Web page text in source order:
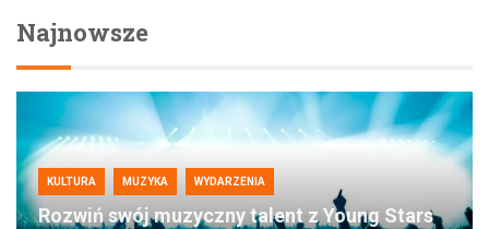
Najnowsze
KULTURA MUZYKA WYDARZENIA
Rozwiń swój muzyczny talent z Young Stars